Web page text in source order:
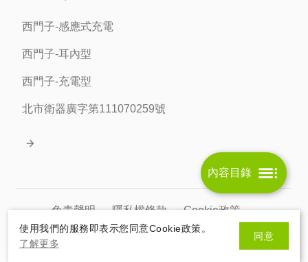
西門子-感應式充電
西門子-耳內型
西門子-充電型
北市衛器廣字第111070259號
免責聲明 隱私權條款 Cookie政策
內容目錄
使用我們的服務即表示您同意Cookie政策。
了解更多
同意